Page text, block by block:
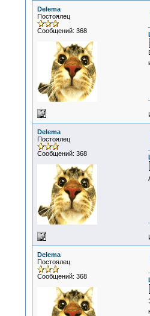
Delema
Постоялец
Сообщений: 368
Delema
Постоялец
Сообщений: 368
Delema
Постоялец
Сообщений: 368